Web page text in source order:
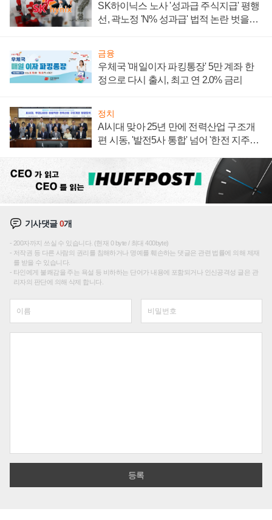
SK하이닉스 노사 '성과급 주식지급' 평행
선, 곽노정 'N% 성과급' 법적 논란 벗을지
금융
우체국 '매일이자 파킹통장' 5만 계좌 한
정으로 다시 출시, 최고 연 2.0% 금리
정치
AI시대 맞아 25년 만에 전력산업 구조개
편 시동, '발전5사 통합' 넘어 '한전 지주사'
기사댓글0개
200자까지 쓰실 수 있습니다. (현재 0 byte / 최대 400byte)
저작권 등 다른 사람의 권리를 침해하거나 명예를 훼손하는 댓글은 관련 법률에 의해 제재
를 받을 수 있습니다.
타인에게 불쾌감을 주는 욕설 등 비하하는 단어가 내용에 포함되거나 인신공격성 글은 관
리자의 판단에 의해 삭제 합니다.